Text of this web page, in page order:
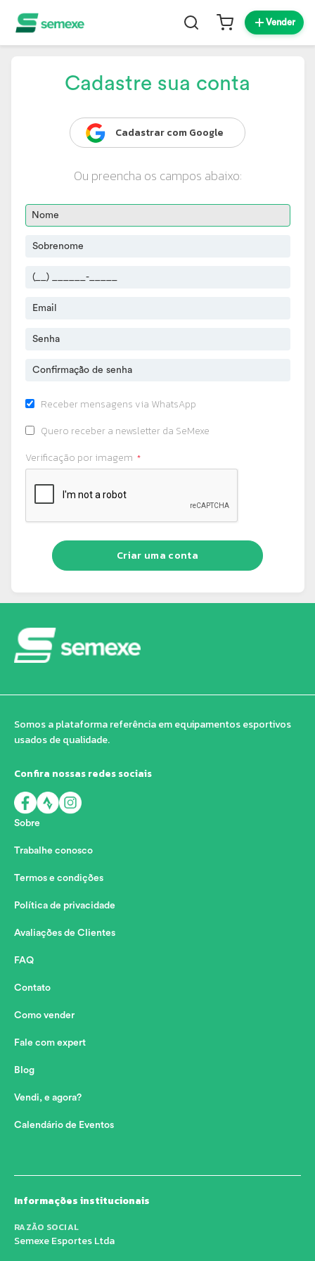
Vender
Cadastre sua conta
Cadastrar com Google
Ou preencha os campos abaixo:
Receber mensagens via WhatsApp
Quero receber a newsletter da SeMexe
Verificação por imagem
Criar uma conta
Somos a plataforma referência em equipamentos esportivos
usados de qualidade.
Confira nossas redes sociais
Sobre
Trabalhe conosco
Termos e condições
Política de privacidade
Avaliações de Clientes
FAQ
Contato
Como vender
Fale com expert
Blog
Vendi, e agora?
Calendário de Eventos
Informações institucionais
RAZÃO SOCIAL
Semexe Esportes Ltda